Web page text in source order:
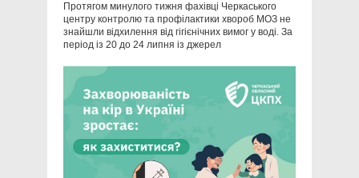
Протягом минулого тижня фахівці Черкаського
центру контролю та профілактики хвороб МОЗ не
знайшли відхилення від гігієнічних вимог у воді. За
період із 20 до 24 липня із джерел